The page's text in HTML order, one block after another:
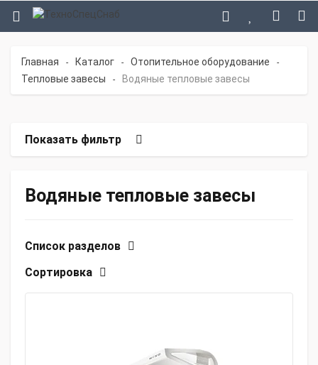
Главная - Каталог - Отопительное оборудование -
Тепловые завесы - Водяные тепловые завесы
Показать фильтр
Водяные тепловые завесы
Список разделов
Сортировка